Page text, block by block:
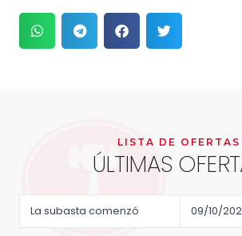
LISTA DE OFERTAS
ÚLTIMAS
La subasta comenzó 09/10/